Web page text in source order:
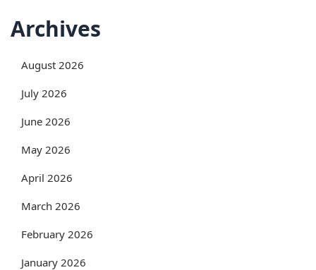
Archives
August 2026
July 2026
June 2026
May 2026
April 2026
March 2026
February 2026
January 2026